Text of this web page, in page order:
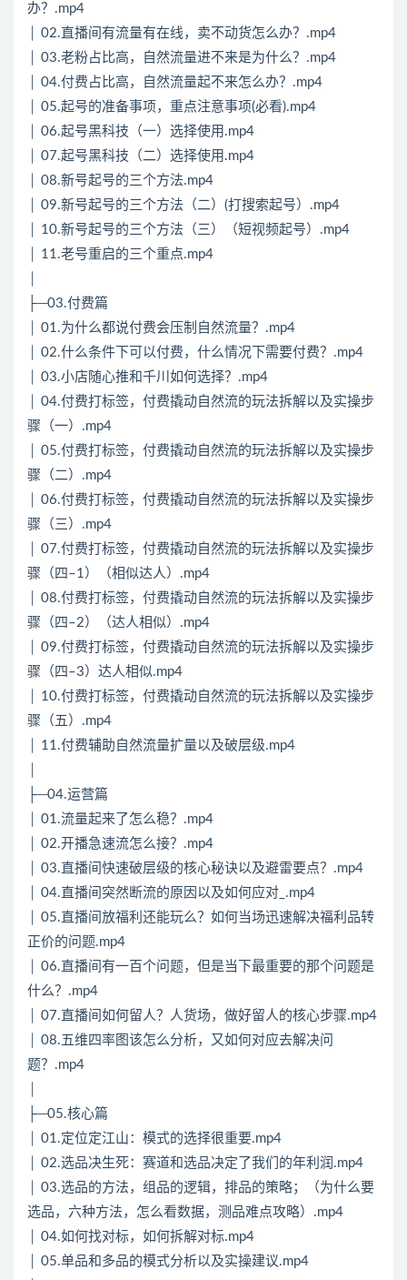
办？.mp4
│ 02.直播间有流量有在线，卖不动货怎么办？.mp4
│ 03.老粉占比高，自然流量进不来是为什么？.mp4
│ 04.付费占比高，自然流量起不来怎么办？.mp4
│ 05.起号的准备事项，重点注意事项(必看).mp4
│ 06.起号黑科技（一）选择使用.mp4
│ 07.起号黑科技（二）选择使用.mp4
│ 08.新号起号的三个方法.mp4
│ 09.新号起号的三个方法（二）(打搜索起号）.mp4
│ 10.新号起号的三个方法（三）（短视频起号）.mp4
│ 11.老号重启的三个重点.mp4
├─03.付费篇
│ 01.为什么都说付费会压制自然流量？.mp4
│ 02.什么条件下可以付费，什么情况下需要付费？.mp4
│ 03.小店随心推和千川如何选择？.mp4
│ 04.付费打标签，付费撬动自然流的玩法拆解以及实操步
骤（一）.mp4
│ 05.付费打标签，付费撬动自然流的玩法拆解以及实操步
骤（二）.mp4
│ 06.付费打标签，付费撬动自然流的玩法拆解以及实操步
骤（三）.mp4
│ 07.付费打标签，付费撬动自然流的玩法拆解以及实操步
骤（四–1）（相似达人）.mp4
│ 08.付费打标签，付费撬动自然流的玩法拆解以及实操步
骤（四–2）（达人相似）.mp4
│ 09.付费打标签，付费撬动自然流的玩法拆解以及实操步
骤（四–3）达人相似.mp4
│ 10.付费打标签，付费撬动自然流的玩法拆解以及实操步
骤（五）.mp4
│ 11.付费辅助自然流量扩量以及破层级.mp4
├─04.运营篇
│ 01.流量起来了怎么稳？.mp4
│ 02.开播急速流怎么接？.mp4
│ 03.直播间快速破层级的核心秘诀以及避雷要点？.mp4
│ 04.直播间突然断流的原因以及如何应对_.mp4
│ 05.直播间放福利还能玩么？如何当场迅速解决福利品转
正价的问题.mp4
│ 06.直播间有一百个问题，但是当下最重要的那个问题是
什么？.mp4
│ 07.直播间如何留人？人货场，做好留人的核心步骤.mp4
│ 08.五维四率图该怎么分析，又如何对应去解决问
题？.mp4
├─05.核心篇
│ 01.定位定江山：模式的选择很重要.mp4
│ 02.选品决生死：赛道和选品决定了我们的年利润.mp4
│ 03.选品的方法，组品的逻辑，排品的策略；（为什么要
选品，六种方法，怎么看数据，测品难点攻略）.mp4
│ 04.如何找对标，如何拆解对标.mp4
│ 05.单品和多品的模式分析以及实操建议.mp4